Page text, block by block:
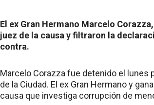
El ex Gran Hermano Marcelo
juez de la causa y filtraron la
contra.
Marcelo Corazza fue detenido el lunes
de la Ciudad. El ex Gran Hermano y
causa que investiga corrupción de